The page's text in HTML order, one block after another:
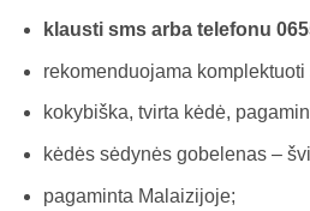
klausti sms arba telefonu
rekomenduojama komplektuoti
kokybiška, tvirta kėdė,
kėdės sėdynės gobelenas –
pagaminta Malaizijoje;